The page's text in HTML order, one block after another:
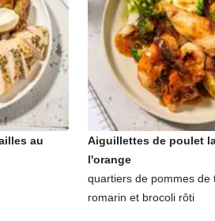
au
Aiguillettes de poulet
l'orange
quartiers de pommes de
romarin et brocoli rôti